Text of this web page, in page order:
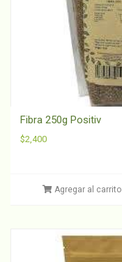
Fibra 250g Positiv
$2,400
Agregar al carrito